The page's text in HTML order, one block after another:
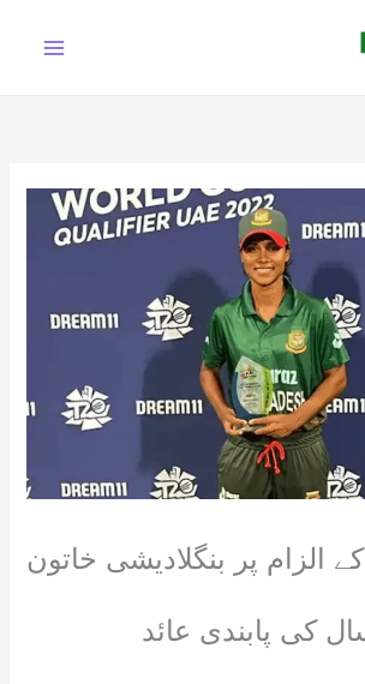
الزام پر بنگلادیشی خاتون